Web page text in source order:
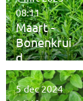
Maart -
Bonenkrui
d
08:11
5 dec 2024